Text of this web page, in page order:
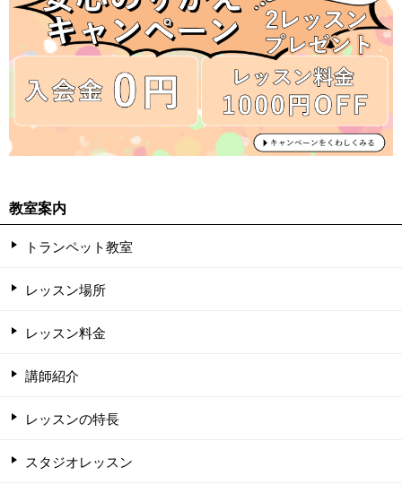
教室案内
トランペット教室
レッスン場所
レッスン料金
講師紹介
レッスンの特長
スタジオレッスン